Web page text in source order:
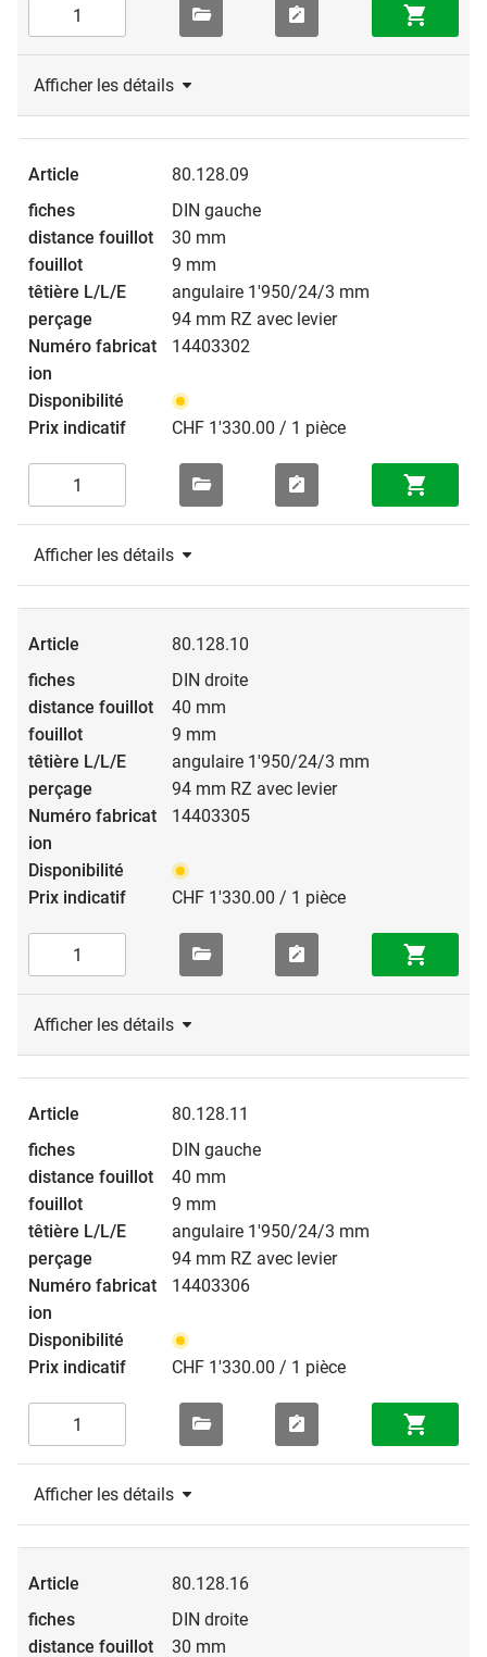
Afficher les détails
80.128.09
DIN gauche
30 mm
9 mm
angulaire 1'950/24/3 mm
94 mm RZ avec levier
14403302
CHF 1'330.00 / 1 pièce
Afficher les détails
80.128.10
DIN droite
40 mm
9 mm
angulaire 1'950/24/3 mm
94 mm RZ avec levier
14403305
CHF 1'330.00 / 1 pièce
Afficher les détails
80.128.11
DIN gauche
40 mm
9 mm
angulaire 1'950/24/3 mm
94 mm RZ avec levier
14403306
CHF 1'330.00 / 1 pièce
Afficher les détails
80.128.16
DIN droite
30 mm